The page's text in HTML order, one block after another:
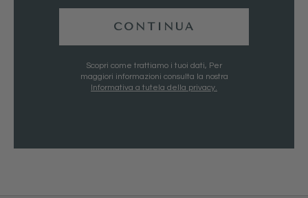
CONTINUA
Scopri come trattiamo i tuoi dati, Per
maggiori informazioni consulta la nostra
Informativa a tutela della privacy.